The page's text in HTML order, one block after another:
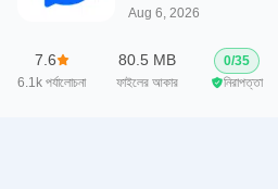
Aug 6, 2026
7.6
6.1k পর্যালোচনা
80.5 MB
ফাইলের আকার
0/35
নিরাপত্তা